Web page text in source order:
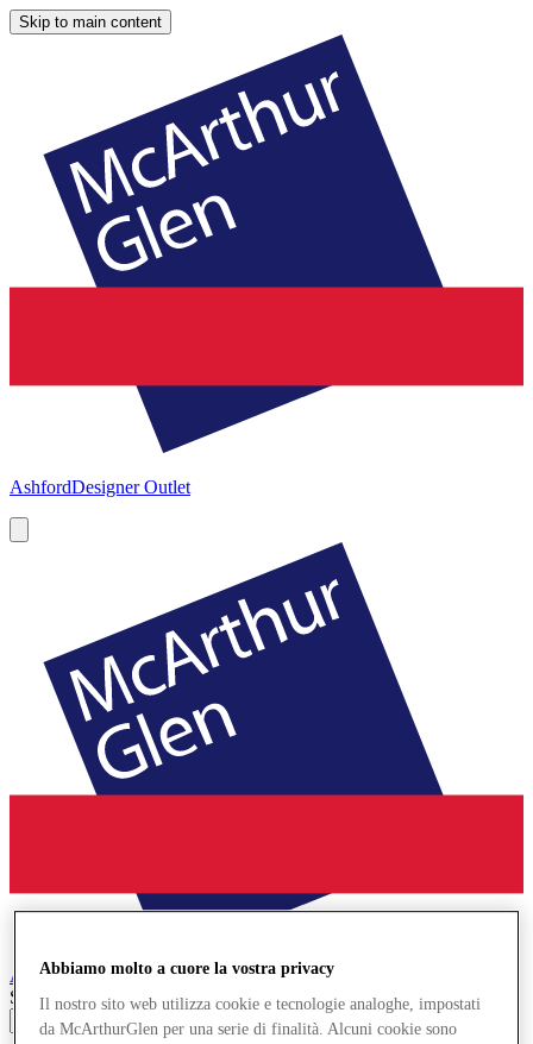
Skip to main content
AshfordDesigner Outlet
AshfordDesigner Outlet
Search input
Abbiamo molto a cuore la vostra privacy
Il nostro sito web utilizza cookie e tecnologie analoghe, impostati
da McArthurGlen per una serie di finalità. Alcuni cookie sono